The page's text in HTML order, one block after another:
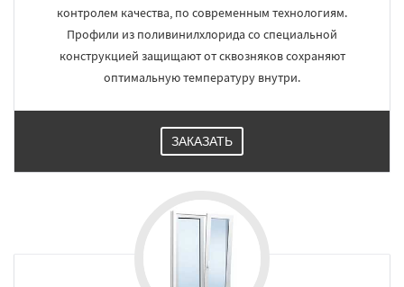
контролем качества, по современным технологиям.
Профили из поливинилхлорида со специальной
конструкцией защищают от сквозняков сохраняют
оптимальную температуру внутри.
ЗАКАЗАТЬ